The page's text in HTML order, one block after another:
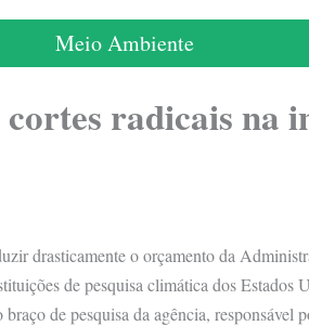
Meio Ambiente
radicais na
drasticamente o orçamento da
de pesquisa climática dos Estados
de pesquisa da agência, responsável